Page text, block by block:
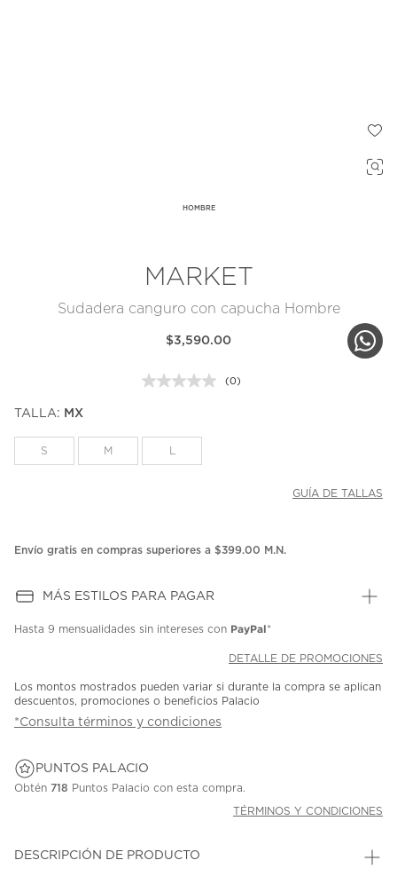
HOMBRE
MARKET
Sudadera canguro con capucha Hombre
$3,590.00
Sin
(0)
TALLA: MX
S M
GUÍA DE TALLAS
Envío gratis en compras superiores a $399.00 M.N.
MÁS ESTILOS PARA PAGAR
Hasta 9 mensualidades sin intereses con PayPal*
DETALLE DE PROMOCIONES
Los montos mostrados pueden variar si durante la compra se aplican
descuentos, promociones o beneficios Palacio
*Consulta términos y condiciones
PUNTOS PALACIO
Obtén 718 Puntos Palacio con esta compra.
TÉRMINOS Y CONDICIONES
DESCRIPCIÓN DE PRODUCTO